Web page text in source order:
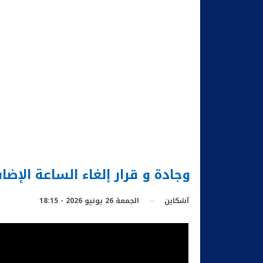
وجادة و قرار إلغاء الساعة
آشكاين الجمعة 26 يونيو 2026 - 18:15